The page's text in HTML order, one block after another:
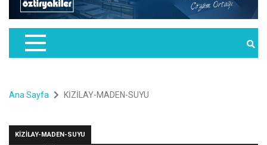
Ana Sayfa KİZİLAY-MADEN-SUYU
KİZİLAY-MADEN-SUYU